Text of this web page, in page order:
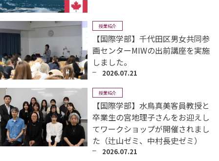
授業紹介
【国際学部】千代田区男女共同参
画センターMIWの出前講座を実施
しました。
2026.07.21
授業紹介
【国際学部】水鳥真美客員教授と
卒業生の宮地理子さんをお迎えし
てワークショップが開催されまし
た（辻山ゼミ、中村長史ゼミ）
2026.07.21